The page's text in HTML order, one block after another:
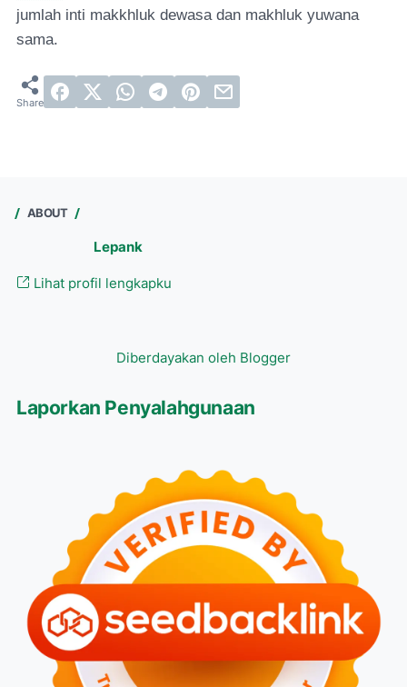
jumlah inti makkhluk dewasa dan makhluk yuwana
sama.
ABOUT
Lepank
Lihat profil lengkapku
Diberdayakan oleh Blogger
Laporkan Penyalahgunaan